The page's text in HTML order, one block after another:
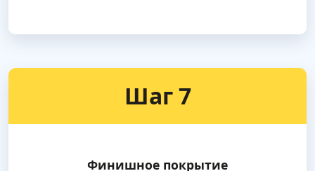
Шаг 7
Финишное покрытие